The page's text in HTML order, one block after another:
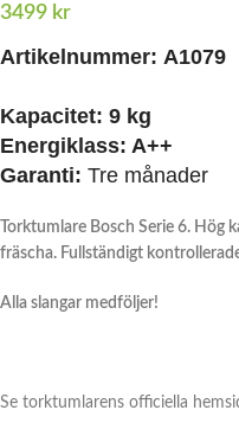
3499 kr
Artikelnummer: A1079
Kapacitet: 9 kg
Energiklass: A++
Garanti: Tre månader
Torktumlare Bosch Serie 6. Hög
fräscha. Fullständigt
Alla slangar medföljer!
Se torktumlarens officiella